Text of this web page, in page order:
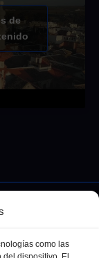
como las
de